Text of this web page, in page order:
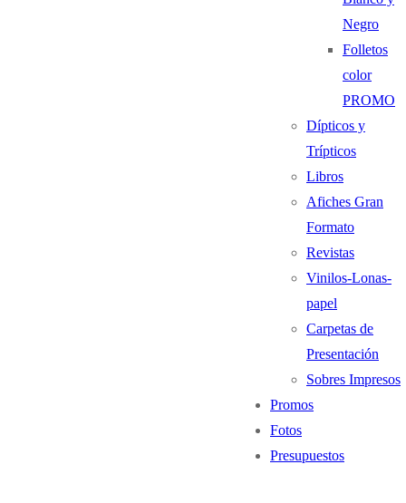
Negro
Folletos
color
PROMO
Dípticos y
Trípticos
Libros
Afiches Gran
Formato
Revistas
Vinilos-Lonas-
papel
Carpetas de
Presentación
Sobres Impresos
Promos
Fotos
Presupuestos